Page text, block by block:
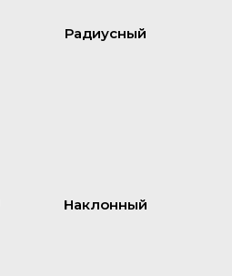
Наклонный
Радиусный